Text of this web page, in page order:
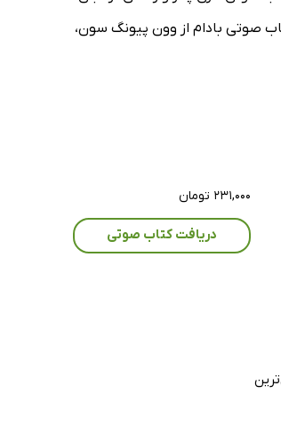
صوتی بادام از وون پیونگ سون،
۲۳۱,۰۰۰ تومان
دریافت کتاب صوتی